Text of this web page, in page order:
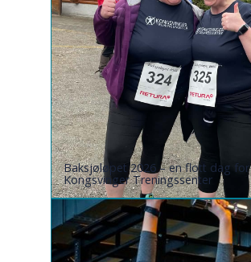
Baksjøløpet 2026 – en flott dag for
Kongsvinger Treningssenter